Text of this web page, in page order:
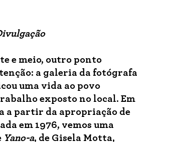
e meio, outro ponto
a galeria da fotógrafa
uma vida ao povo
exposto no local. Em
a partir da apropriação de
em 1976, vemos uma
Yano-a, de Gisela Motta,